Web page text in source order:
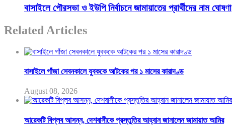
বাসাইলে পৌরসভা ও ইউপি নির্বাচনে জামায়াতের প্রার্থীদের নাম ঘোষণা
Related Articles
বাসাইলে গাঁজা সেবনকালে যুবককে আটকের পর ১ মাসের কারাদণ্ড
August 08, 2026
আরেকটি বিপ্লব আসন্ন, দেশবাসীকে প্রস্তুতির আহ্বান জানালেন জামায়াত আমির